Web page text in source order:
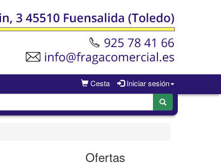
Cesta Iniciar sesión
Ofertas